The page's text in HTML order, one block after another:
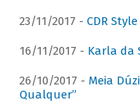
23/11/2017 - CDR Style
16/11/2017 - Karla da
26/10/2017 - Meia
Qualquer”